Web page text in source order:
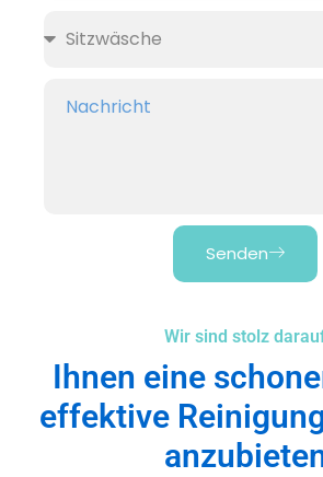
Wir sind stolz
Ihnen eine
effektive
Senden